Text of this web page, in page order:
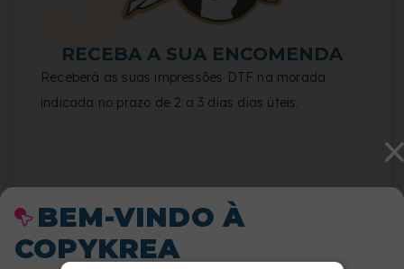
BEM-VINDO À
COPYKREA
RECEBA A SUA ENCOMENDA
Receberá as suas impressões DTF na morada
indicada no prazo de 2 a 3 dias dias úteis.